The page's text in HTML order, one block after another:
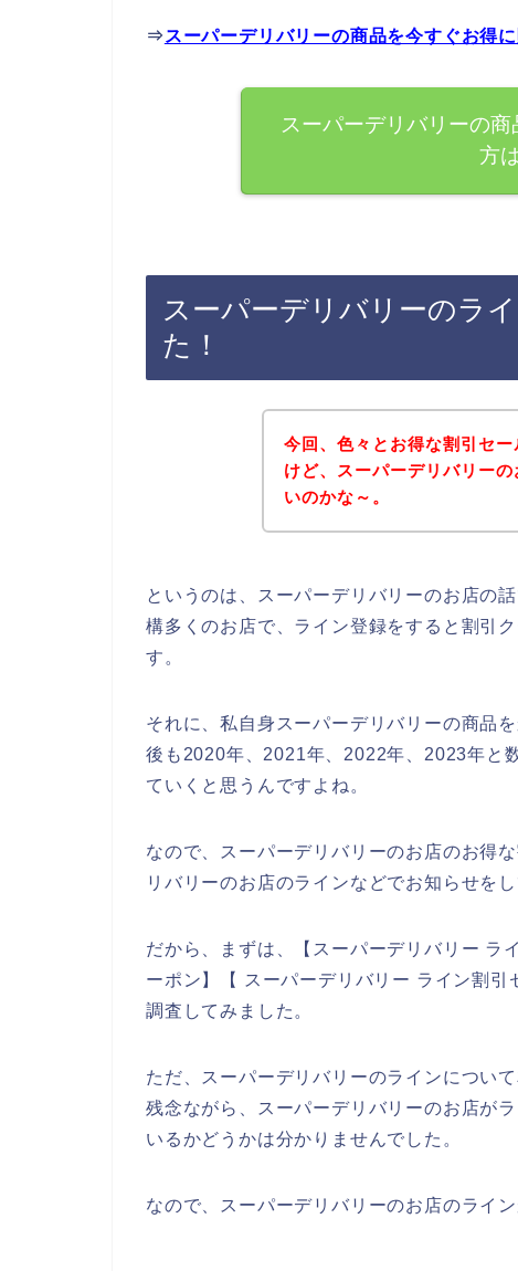
⇒ スーパーデリバリーの商品を今すぐお得
スーパーデリバリーの
方
スーパーデリバリーのラ
た！
今回、色々とお得な割引セ
けど、スーパーデリバリー
いのかな～。
というのは、スーパーデリバリーのお店の
構多くのお店で、ライン登録をすると割引
す。
それに、私自身スーパーデリバリーの商品
後も2020年、2021年、2022年、2023年と
ていくと思うんですよね。
なので、スーパーデリバリーのお店のお得
リバリーのお店のラインなどでお知らせを
だから、まずは、【スーパーデリバリー ラ
ーポン】【 スーパーデリバリー ライン割
調査してみました。
ただ、スーパーデリバリーのラインについ
残念ながら、スーパーデリバリーのお店が
いるかどうかは分かりませんでした。
なので、スーパーデリバリーのお店のライ